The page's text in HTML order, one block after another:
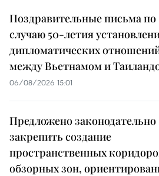
Поздравительные письма по
случаю 50-летия
дипломатических
между Вьетнамом и
06/08/2026 15:01
Предложено законодательно
закрепить создание
пространственных
обзорных зон,